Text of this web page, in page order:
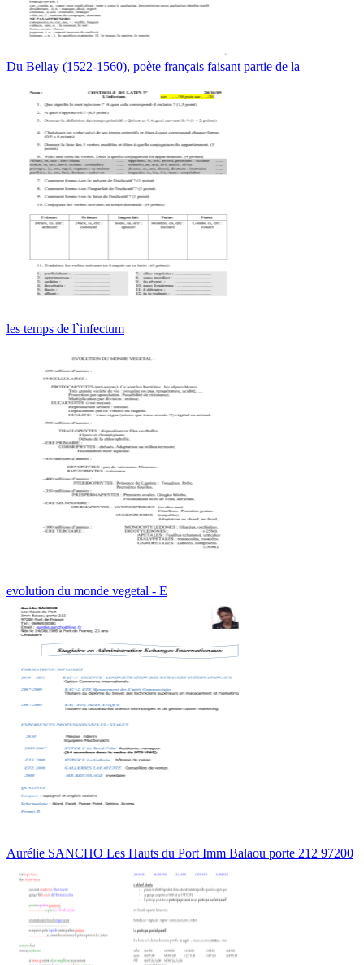
Du Bellay (1522-1560), poète français faisant partie de la
les temps de l`infectum
evolution du monde vegetal - E
Aurélie SANCHO Les Hauts du Port Imm Balaou porte 212 97200